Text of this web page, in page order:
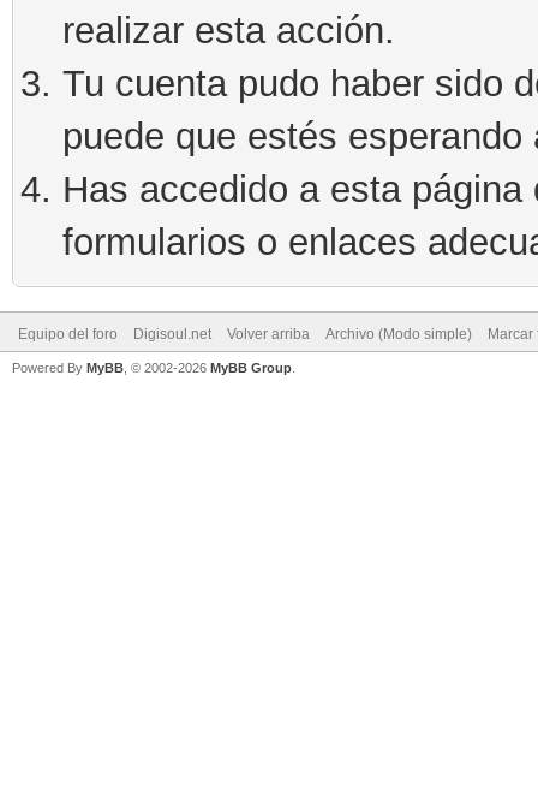
realizar esta acción.
Tu cuenta pudo haber sido
puede que estés esperando
Has accedido a esta
formularios o enlaces
Equipo del foro Digisoul.net Volver arriba Archivo (Modo simple)
Powered By MyBB , © 2002-2026 MyBB Group